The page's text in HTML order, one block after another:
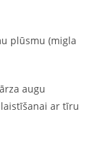
plūsmu (migla
augu
ar tīru